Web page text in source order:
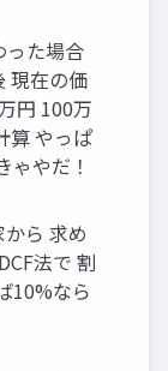
った場合
現在の価
円 100万
算 やっぱ
ゃやだ！
ら 求め
法で 割
10%なら